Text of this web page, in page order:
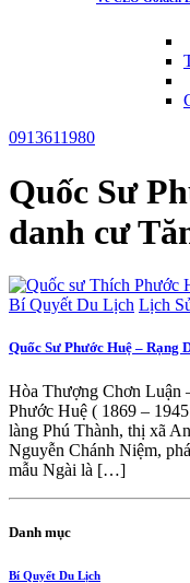
0913611980
Quốc Sư
danh cư
Bí Quyết Du Lịch Lịch
Quốc Sư Phước Huệ – Rạng
Hòa Thượng Chơn Luận
Phước Huệ ( 1869 –
làng Phú Thành, thị xã
Nguyễn Chánh Niệm,
mẫu Ngài là […]
Danh mục
Bí Quyết Du Lịch